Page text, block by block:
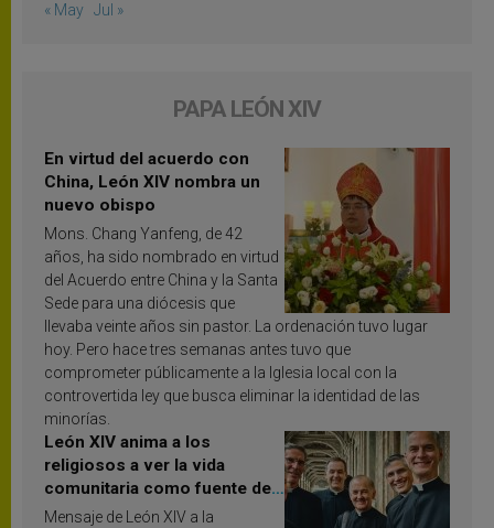
« May Jul »
PAPA LEÓN XIV
En virtud del acuerdo con
China, León XIV nombra un
nuevo obispo
Mons. Chang Yanfeng, de 42
años, ha sido nombrado en virtud
del Acuerdo entre China y la Santa
Sede para una diócesis que
llevaba veinte años sin pastor. La ordenación tuvo lugar
hoy. Pero hace tres semanas antes tuvo que
comprometer públicamente a la Iglesia local con la
controvertida ley que busca eliminar la identidad de las
minorías.
León XIV anima a los
religiosos a ver la vida
comunitaria como fuente de
inspiración y santificación
Mensaje de León XIV a la